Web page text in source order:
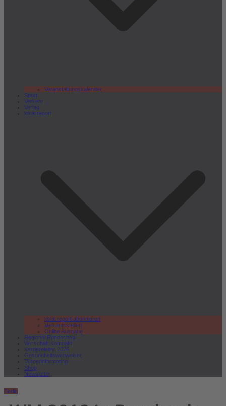
Veranstaltungskalender
Sport
Verkehr
Verlag
lokal.report
lokal.report abonnieren
Verkaufsstellen
Online Ausgabe
Regional Rundschau
Wirtschaft.Kompakt
Karriereleiter 2026
Gesundheitswegweiser
Bürgerinformation
Shop
Newsletter
Berlin